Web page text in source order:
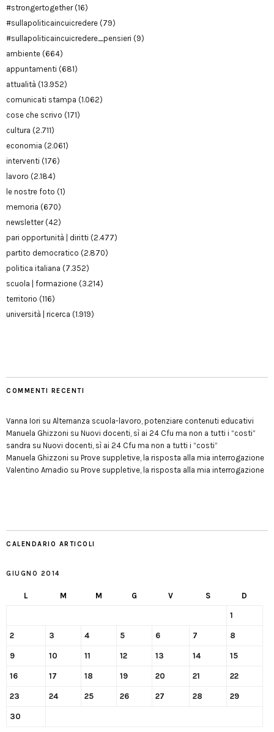
#strongertogether(16)
#sullapoliticaincuicredere (79)
#sullapoliticaincuicredere_pensieri (9)
ambiente (664)
appuntamenti (681)
attualità (13.952)
comunicati stampa (1.062)
cose che scrivo (171)
cultura (2.711)
economia (2.061)
interventi (176)
lavoro (2.184)
le nostre foto (1)
memoria (670)
newsletter(42)
pari opportunità | diritti (2.477)
partito democratico (2.870)
politica italiana (7.352)
scuola | formazione (3.214)
territorio (116)
università | ricerca (1.919)
COMMENTI RECENTI
Vanna Iori su Alternanza scuola-lavoro, potenziare contenuti educativi
Manuela Ghizzoni su Nuovi docenti, sì ai 24 Cfu ma non a tutti i “costi”
sandra su Nuovi docenti, sì ai 24 Cfu ma non a tutti i “costi”
Manuela Ghizzoni su Prove suppletive, la risposta alla mia interrogazione
Valentino Amadio su Prove suppletive, la risposta alla mia interrogazione
CALENDARIO ARTICOLI
GIUGNO 2014
L M M G V S D
1
2 3 4 5 6 7 8
9 10 11 12 13 14 15
16 17 18 19 20 21 22
23 24 25 26 27 28 29
30